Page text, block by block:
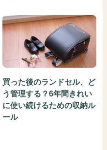
買った後のランドセル、ど
う管理する？6年間きれい
に使い続けるための収納ル
ール